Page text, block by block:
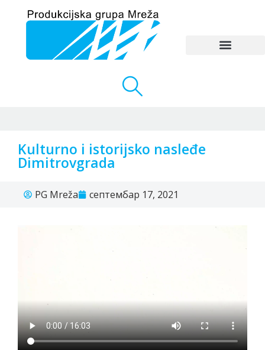
Kulturno i istorijsko nasleđe
Dimitrovgrada
PG Mreža септембар 17, 2021